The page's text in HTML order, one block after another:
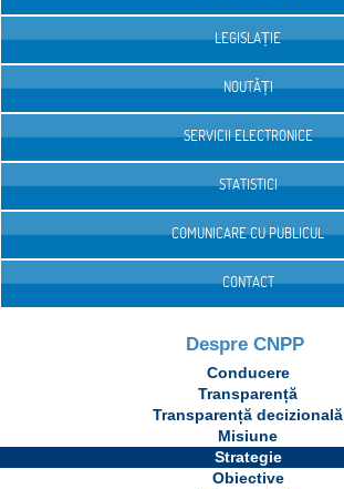
LEGISLAȚIE
NOUTĂȚI
SERVICII ELECTRONICE
STATISTICI
COMUNICARE CU PUBLICUL
CONTACT
Despre CNPP
Conducere
Transparență
Transparență decizională
Misiune
Strategie
Obiective